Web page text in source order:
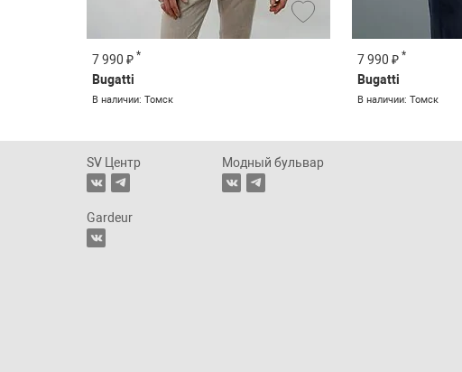
7 990 ₽ *
Bugatti
В наличии: Томск
7 990 ₽ *
Bugatti
В наличии: Томск
SV Центр Модный бульвар
Gardeur